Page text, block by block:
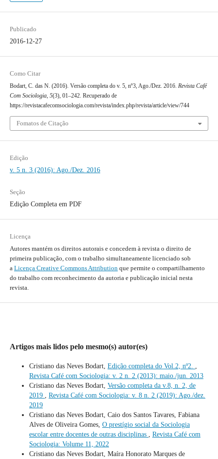
Publicado
2016-12-27
Como Citar
Bodart, C. das N. (2016). Versão completa do v. 5, nº3, Ago./Dez. 2016. Revista Café
Com Sociologia, 5(3), 01–242. Recuperado de
https://revistacafecomsociologia.com/revista/index.php/revista/article/view/744
Fomatos de Citação
Edição
v. 5 n. 3 (2016): Ago./Dez. 2016
Seção
Edição Completa em PDF
Licença
Autores mantém os direitos autorais e concedem à revista o direito de
primeira publicação, com o trabalho simultaneamente licenciado sob
a Licença Creative Commons Attribution que permite o compartilhamento
do trabalho com reconhecimento da autoria e publicação inicial nesta
revista.
Artigos mais lidos pelo mesmo(s) autor(es)
Cristiano das Neves Bodart, Edição completa do Vol.2, nº2. ,
Revista Café com Sociologia: v. 2 n. 2 (2013): maio./jun. 2013
Cristiano das Neves Bodart, Versão completa da v.8, n. 2, de
2019 , Revista Café com Sociologia: v. 8 n. 2 (2019): Ago./dez.
2019
Cristiano das Neves Bodart, Caio dos Santos Tavares, Fabiana
Alves de Oliveira Gomes, O prestígio social da Sociologia
escolar entre docentes de outras disciplinas , Revista Café com
Sociologia: Volume 11, 2022
Cristiano das Neves Bodart, Maíra Honorato Marques de